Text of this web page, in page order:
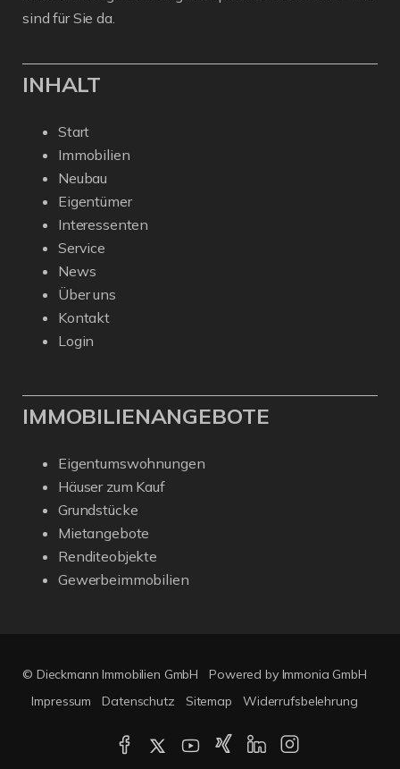
sind für Sie da.
INHALT
Start
Immobilien
Neubau
Eigentümer
Interessenten
Service
News
Über uns
Kontakt
Login
IMMOBILIENANGEBOTE
Eigentumswohnungen
Häuser zum Kauf
Grundstücke
Mietangebote
Renditeobjekte
Gewerbeimmobilien
© Dieckmann Immobilien GmbH
Powered by Immonia GmbH
Impressum
Datenschutz Sitemap Widerrufsbelehrung